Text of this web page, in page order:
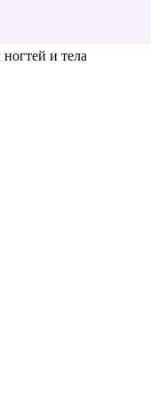
и тела